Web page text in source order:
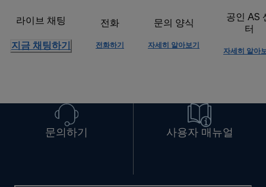
라이브 채팅
지금 채팅하기
전화
전화하기
문의 양식
자세히 알아보기
공인 AS
터
자세히 알아
문의하기 사용자 매뉴얼